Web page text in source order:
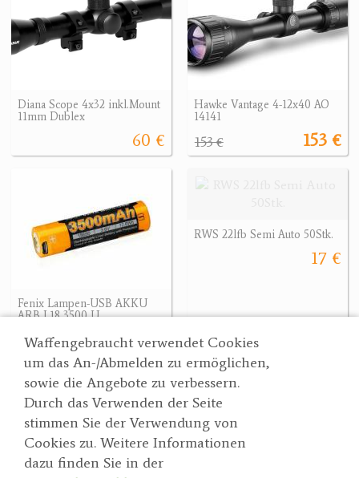
Waffengebraucht verwendet Cookies
um das An-/Abmelden zu ermöglichen,
sowie die Angebote zu verbessern.
Durch das Verwenden der Seite
stimmen Sie der Verwendung von
Cookies zu. Weitere Informationen
dazu finden Sie in der
Diana Scope 4x32 inkl.Mount
11mm Dublex
60 €
Hawke Vantage 4-12x40 AO
14141
153 €
153 €
Fenix Lampen-USB AKKU
ARB L18 3500 U
25.90 €
RWS 22lfb Semi Auto 50Stk.
17 €
Suche
Partner
AGBs
Datenschutzerklärung
Wertgarner 1820
Jagd & SporthandelsgmbH
Dr. Karl-Renner-Straße 48